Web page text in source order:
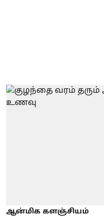
ஆன்மிக களஞ்சியம்